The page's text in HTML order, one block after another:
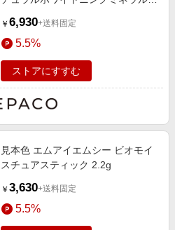
品】 6g
￥ 6,930+送料固定
5.5%
ストアにすすむ
見本色 エムアイエムシー ビオモイ
スチュアスティック 2.2g
￥ 3,630+送料固定
5.5%